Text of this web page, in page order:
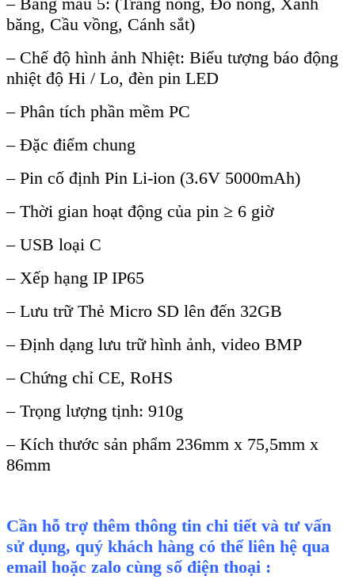
băng, Cầu vồng, Cánh sắt)
– Chế độ hình ảnh Nhiệt: Biểu tượng báo động
nhiệt độ Hi / Lo, đèn pin LED
– Phân tích phần mềm PC
– Đặc điểm chung
– Pin cố định Pin Li-ion (3.6V 5000mAh)
– Thời gian hoạt động của pin ≥ 6 giờ
– USB loại C
– Xếp hạng IP IP65
– Lưu trữ Thẻ Micro SD lên đến 32GB
– Định dạng lưu trữ hình ảnh, video BMP
– Chứng chỉ CE, RoHS
– Trọng lượng tịnh: 910g
– Kích thước sản phẩm 236mm x 75,5mm x
86mm
Cần hỗ trợ thêm thông tin chi tiết và tư vấn
sử dụng, quý khách hàng có thể liên hệ qua
email hoặc zalo cùng số điện thoại :